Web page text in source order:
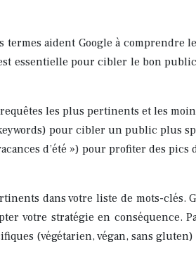
aident Google à
essentielle pour cibler le bon
les plus pertinents et les
pour cibler un public plus
d’été ») pour profiter des
dans votre liste de mots-clés.
votre stratégie en conséquence.
(végétarien, végan, sans